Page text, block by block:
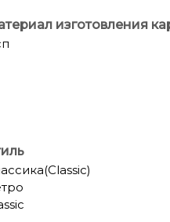
изготовления